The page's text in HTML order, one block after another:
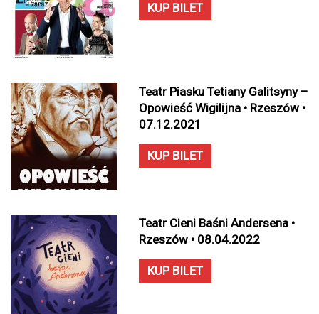
KUP BILET
Teatr Piasku Tetiany Galitsyny –
Opowieść Wigilijna • Rzeszów •
07.12.2021
KUP BILET
Teatr Cieni Baśni Andersena •
Rzeszów • 08.04.2022
KUP BILET